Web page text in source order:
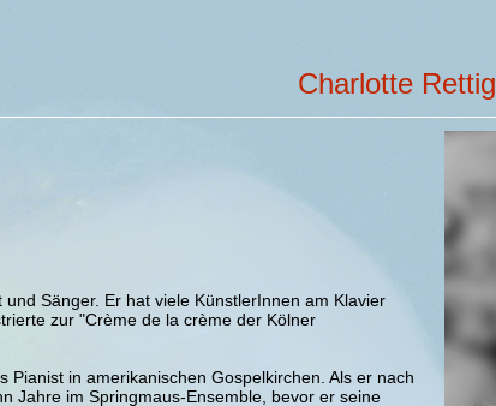
Charlotte Rettig
Sänger. Er hat viele KünstlerInnen am Klavier
zur "Crème de la crème der Kölner
Pianist in amerikanischen Gospelkirchen. Als er nach
Jahre im Springmaus-Ensemble, bevor er seine